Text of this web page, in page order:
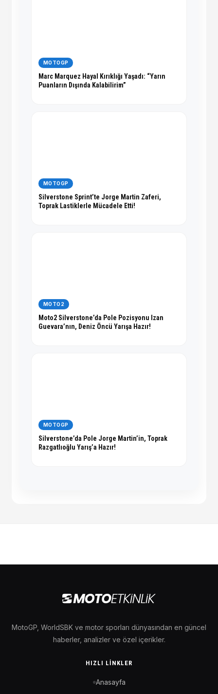
MOTOGP
Marc Marquez Hayal Kırıklığı Yaşadı: “Yarın
Puanların Dışında Kalabilirim”
MOTOGP
Silverstone Sprint’te Jorge Martin Zaferi,
Toprak Lastiklerle Mücadele Etti!
MOTO2
Moto2 Silverstone’da Pole Pozisyonu Izan
Guevara’nın, Deniz Öncü Yarışa Hazır!
MOTOGP
Silverstone’da Pole Jorge Martin’in, Toprak
Razgatlıoğlu Yarış’a Hazır!
MotoGP, WorldSBK ve motor sporları dünyasından en güncel
haberler, analizler ve özel içerikler.
HIZLI LINKLER
Anasayfa